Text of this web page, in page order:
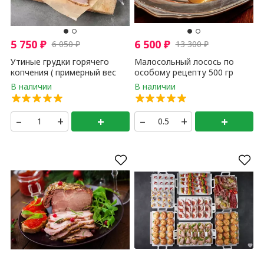
5 750₽ 6 050₽
Утиные грудки горячего
копчения ( примерный вес
грудки 0,25 - 0,35 гр ) 1 кг
– + +
6 500₽ 13 300₽
Малосольный лосось по
особому рецепту 500 гр
– + +